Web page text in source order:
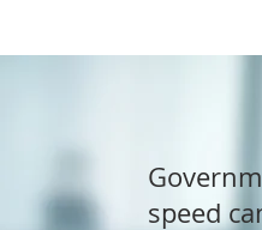
speed